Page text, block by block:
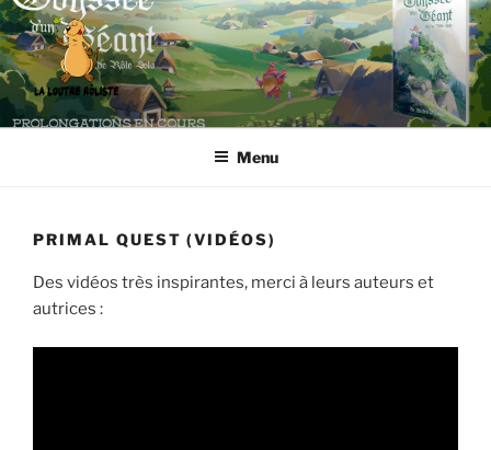
Aller
au
contenu
principal
LA LOUTRE RÔLISTE
Editeur de jeux de rôle et boutique en ligne spécialisée
Menu
PRIMAL QUEST (VIDÉOS)
Des vidéos très inspirantes, merci à leurs auteurs et
autrices :